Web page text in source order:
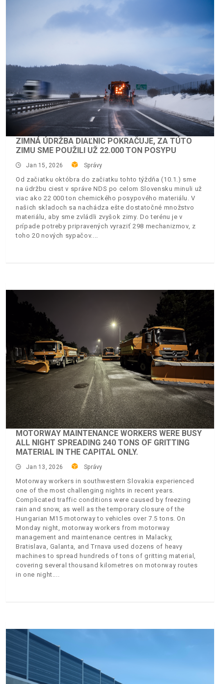
ZIMNÁ ÚDRŽBA DIAĽNIC POKRAČUJE, ZA TÚTO
ZIMU SME POUŽILI UŽ 22.000 TON POSYPU
Jan 15, 2026 Správy
Od začiatku októbra do začiatku tohto týždňa (10.1.) sme
na údržbu ciest v správe NDS po celom Slovensku minuli už
viac ako 22 000 ton chemického posypového materiálu. V
našich skladoch sa nachádza ešte dostatočné množstvo
materiálu, aby sme zvládli zvyšok zimy. Do terénu je v
prípade potreby pripravených vyraziť 298 mechanizmov, z
toho 20 nových sypačov.
MOTORWAY MAINTENANCE WORKERS WERE BUSY
ALL NIGHT SPREADING 240 TONS OF GRITTING
MATERIAL IN THE CAPITAL ONLY.
Jan 13, 2026 Správy
Motorway workers in southwestern Slovakia experienced
one of the most challenging nights in recent years.
Complicated traffic conditions were caused by freezing
rain and snow, as well as the temporary closure of the
Hungarian M15 motorway to vehicles over 7.5 tons. On
Monday night, motorway workers from motorway
management and maintenance centres in Malacky,
Bratislava, Galanta, and Trnava used dozens of heavy
machines to spread hundreds of tons of gritting material,
covering several thousand kilometres on motorway routes
in one night.